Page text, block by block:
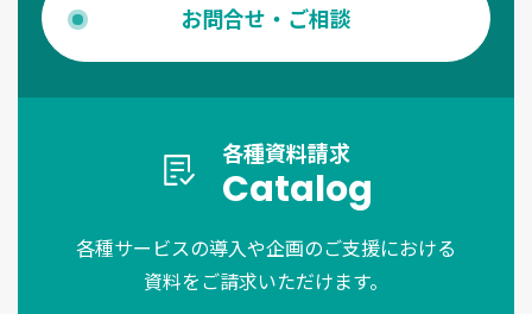
お問合せ・ご相談
各種資料請求
Catalog
各種サービスの導入や企画のご支援における
資料をご請求いただけます。